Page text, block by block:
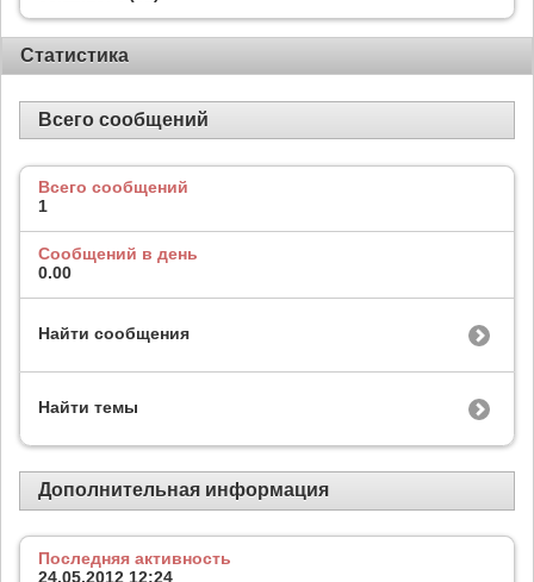
Статистика
Всего сообщений
Всего сообщений
1
Сообщений в день
0.00
Найти сообщения
Найти темы
Дополнительная информация
Последняя активность
24.05.2012 12:24